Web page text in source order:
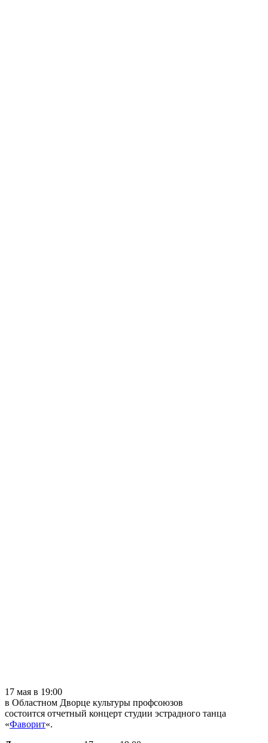
17 мая в 19:00
в Областном Дворце культуры профсоюзов
состоится отчетный концерт студии эстрадного танца
«Фаворит«.